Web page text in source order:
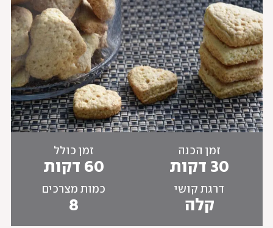
זמן הכנה
30 דקות
זמן כולל
60 דקות
דרגת קושי
קלה
כמות מצרכים
8